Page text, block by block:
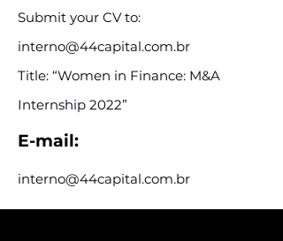
Submit your CV to:
interno@44capital.com.br
Title: “Women in Finance: M&A
Internship 2022”
E-mail:
interno@44capital.com.br